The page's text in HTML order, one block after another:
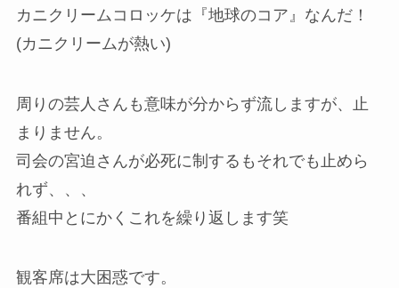
カニクリームコロッケは『地球のコア』なんだ！
(カニクリームが熱い)
周りの芸人さんも意味が分からず流しますが、止
まりません。
司会の宮迫さんが必死に制するもそれでも止めら
れず、、、
番組中とにかくこれを繰り返します笑
観客席は大困惑です。